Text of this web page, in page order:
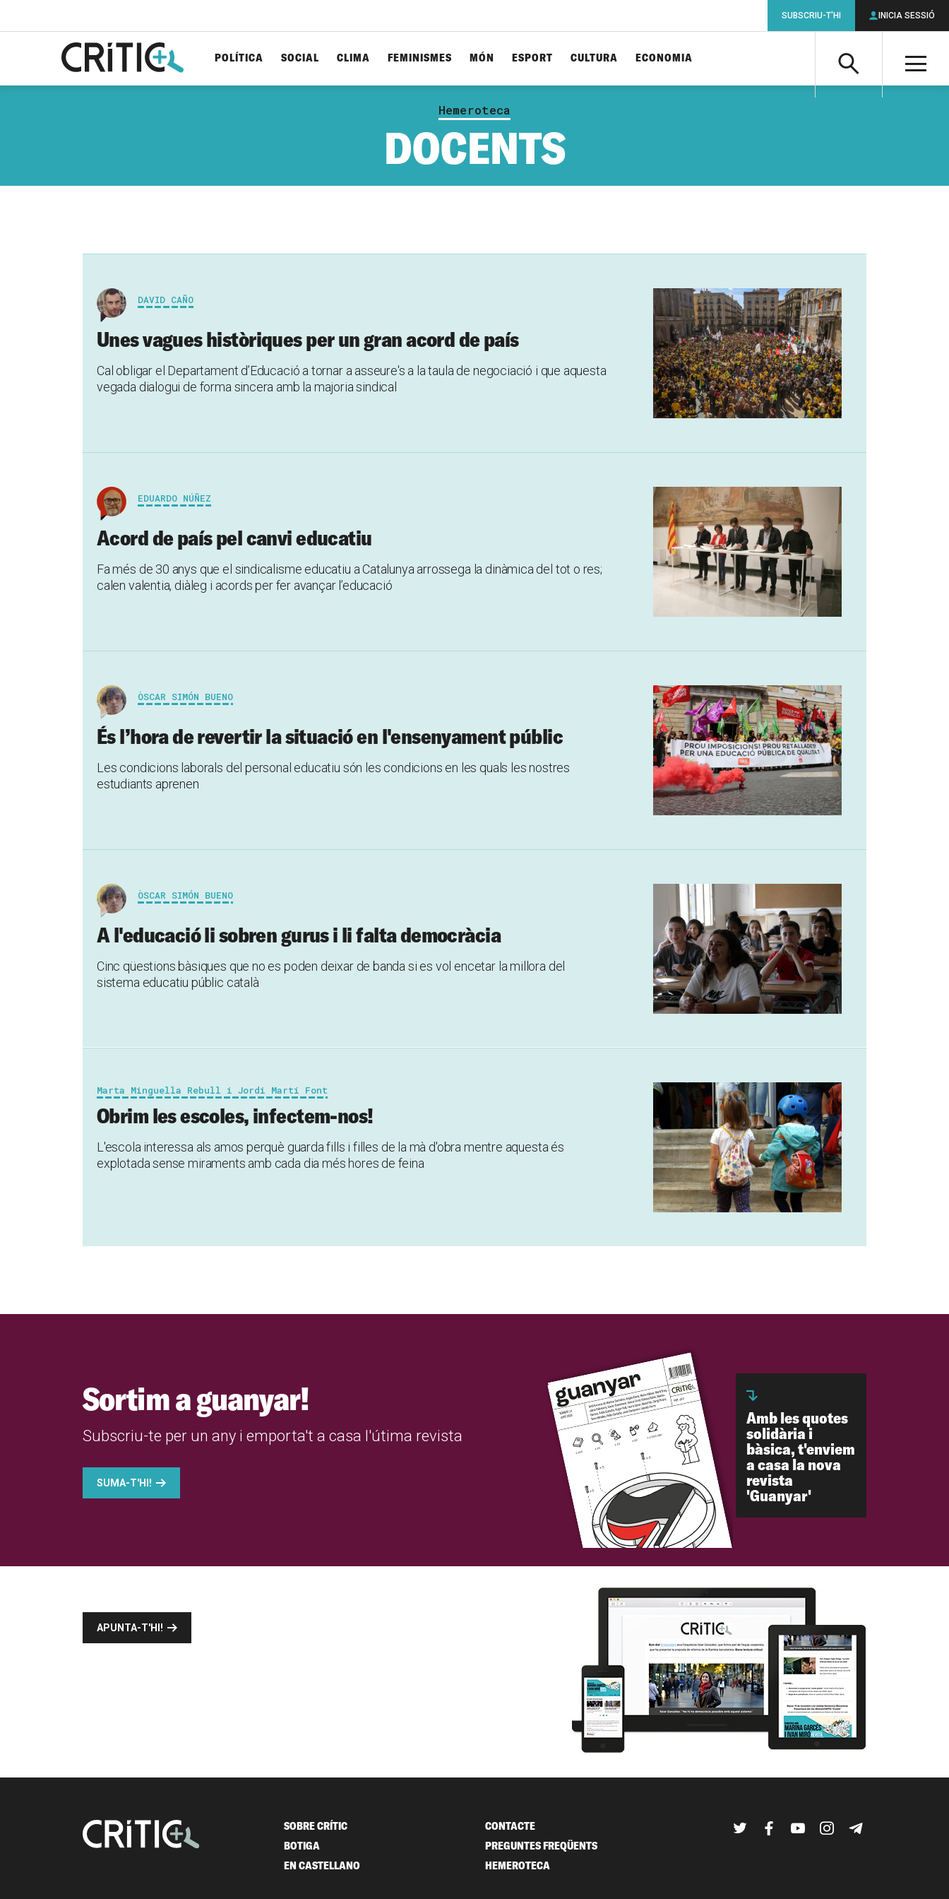
Cerca
POLÍTICA SOCIAL CLIMA FEMINISMES MÓN ESPORT CULTURA ECONOMIA
SUBSCRIU-T'HI INICIA SESSIÓ
Hemeroteca
DOCENTS
DAVID CAÑO
Unes vagues històriques per un gran acord de país
Cal obligar el Departament d’Educació a tornar a asseure's a la taula de negociació i que aquesta
vegada dialogui de forma sincera amb la majoria sindical
EDUARDO NÚÑEZ
Acord de país pel canvi educatiu
Fa més de 30 anys que el sindicalisme educatiu a Catalunya arrossega la dinàmica del tot o res;
calen valentia, diàleg i acords per fer avançar l’educació
ÒSCAR SIMÓN BUENO
És l’hora de revertir la situació en l'ensenyament públic
Les condicions laborals del personal educatiu són les condicions en les quals les nostres
estudiants aprenen
ÒSCAR SIMÓN BUENO
A l'educació li sobren gurus i li falta democràcia
Cinc qüestions bàsiques que no es poden deixar de banda si es vol encetar la millora del
sistema educatiu públic català
Marta Minguella Rebull i Jordi Martí Font
Obrim les escoles, infectem-nos!
L'escola interessa als amos perquè guarda fills i filles de la mà d'obra mentre aquesta és
explotada sense miraments amb cada dia més hores de feina
Sortim a guanyar!
Subscriu-te per un any i emporta't a casa l'útima revista
SUMA-T'HI!
Amb les quotes
solidària i
bàsica, t'enviem
a casa la nova
revista
'Guanyar'
APUNTA-T'HI!
SOBRE CRÍTIC
BOTIGA
EN CASTELLANO
CONTACTE
PREGUNTES FREQÜENTS
HEMEROTECA
TwitterFacebook
YouTubeInstagram